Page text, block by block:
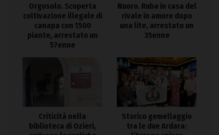
Orgosolo. Scoperta
coltivazione illegale di
canapa con 1500
piante, arrestato un
57enne
Nuoro. Ruba in casa del
rivale in amore dopo
una lite, arrestato un
35enne
Criticità nella
biblioteca di Ozieri,
Storico gemellaggio
tra le due Ardara: